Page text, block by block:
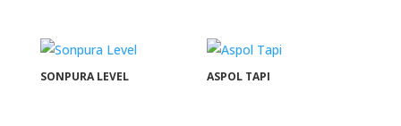
SONPURA LEVEL ASPOL TAPI